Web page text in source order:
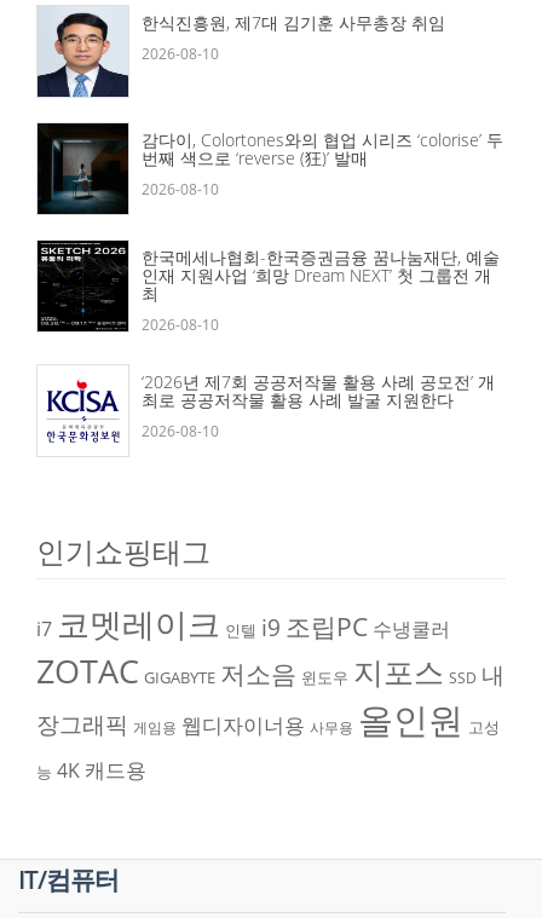
한식진흥원, 제7대 김기훈 사무총장 취임
2026-08-10
감다이, Colortones와의 협업 시리즈 ‘colorise’ 두
번째 색으로 ‘reverse (狂)’ 발매
2026-08-10
한국메세나협회-한국증권금융 꿈나눔재단, 예술
인재 지원사업 ‘희망 Dream NEXT’ 첫 그룹전 개
최
2026-08-10
‘2026년 제7회 공공저작물 활용 사례 공모전’ 개
최로 공공저작물 활용 사례 발굴 지원한다
2026-08-10
인기쇼핑태그
i7 코멧레이크 인텔 i9 조립PC 수냉쿨러
ZOTAC GIGABYTE 저소음 윈도우 지포스 SSD 내
장그래픽 게임용 웹디자이너용 사무용 올인원 고성
능 4K 캐드용
IT/컴퓨터